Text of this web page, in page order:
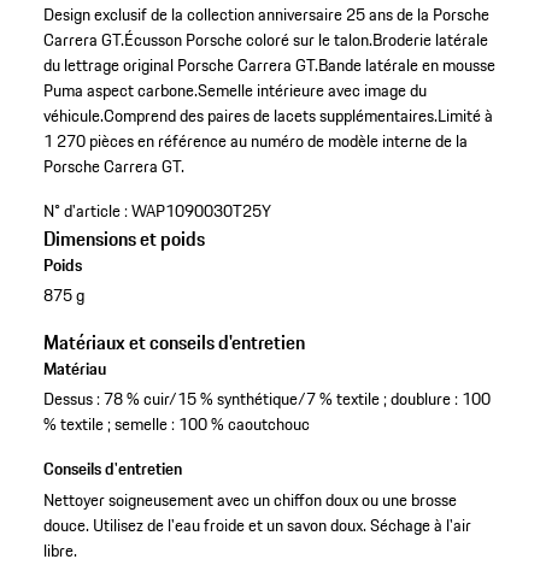
Design exclusif de la collection anniversaire 25 ans de la Porsche
Carrera GT.Écusson Porsche coloré sur le talon.Broderie latérale
du lettrage original Porsche Carrera GT.Bande latérale en mousse
Puma aspect carbone.Semelle intérieure avec image du
véhicule.Comprend des paires de lacets supplémentaires.Limité à
1 270 pièces en référence au numéro de modèle interne de la
Porsche Carrera GT.
N° d'article :WAP1090030T25Y
Dimensions et poids
Poids
875 g
Matériaux et conseils d'entretien
Matériau
Dessus : 78 % cuir/15 % synthétique/7 % textile ; doublure : 100
% textile ; semelle : 100 % caoutchouc
Conseils d'entretien
Nettoyer soigneusement avec un chiffon doux ou une brosse
douce. Utilisez de l'eau froide et un savon doux. Séchage à l'air
libre.